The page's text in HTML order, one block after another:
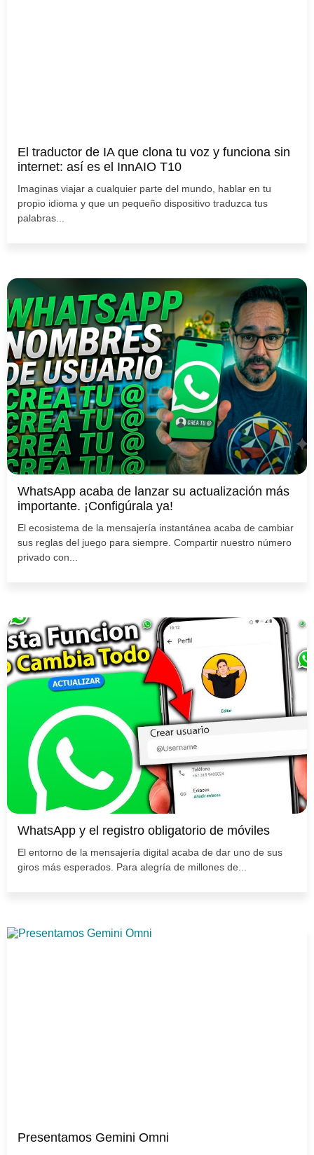
El traductor de IA que clona tu voz y funciona sin
internet: así es el InnAIO T10
Imaginas viajar a cualquier parte del mundo, hablar en tu
propio idioma y que un pequeño dispositivo traduzca tus
palabras...
WhatsApp acaba de lanzar su actualización más
importante. ¡Configúrala ya!
El ecosistema de la mensajería instantánea acaba de cambiar
sus reglas del juego para siempre. Compartir nuestro número
privado con...
WhatsApp y el registro obligatorio de móviles
El entorno de la mensajería digital acaba de dar uno de sus
giros más esperados. Para alegría de millones de...
Presentamos Gemini Omni